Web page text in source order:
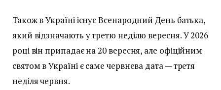
Також в Україні існує Всенародний День батька,
який відзначають у третю неділю вересня. У 2026
році він припадає на 20 вересня, але офіційним
святом в Україні є саме червнева дата — третя
неділя червня.